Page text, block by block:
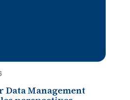
Data Management